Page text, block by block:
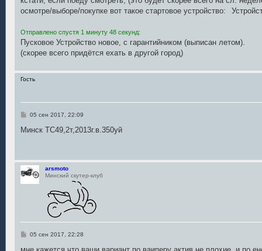
осмотре/выборе/покупке вот такое стартовое устройство:
Отправлено спустя 1 минуту 48 секунд:
Пусковое Устройство новое, с гарантийником (выписан летом).
(скорее всего придётся ехать в другой город)
Гость
С
о
и
е
05 сен 2017, 22:09
Минск ТС49,2т,2013г.в.350уй
arsmoto
Минский скутер-клуб
С
о
05 сен 2017, 22:28